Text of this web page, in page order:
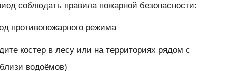
соблюдать правила пожарной безопасности:
противопожарного режима
костер в лесу или на территориях рядом с
водоёмов)